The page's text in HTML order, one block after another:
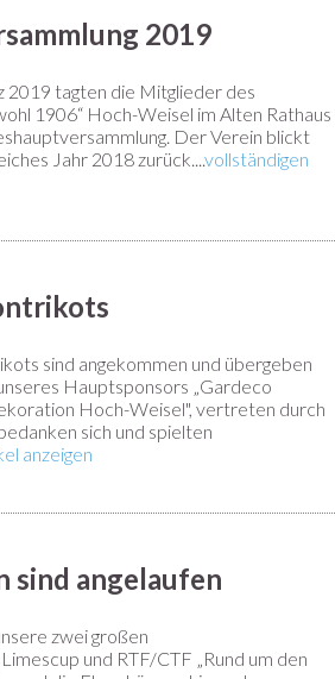
2019
2019 tagten die Mitglieder des
1906“ Hoch-Weisel im Alten Rathaus
Der Verein blickt
Jahr 2018 zurück....vollständigen
sind angekommen und übergeben
Hauptsponsors „Gardeco
Hoch-Weisel", vertreten durch
sich und spielten
anzeigen
sind angelaufen
zwei großen
und RTF/CTF „Rund um den